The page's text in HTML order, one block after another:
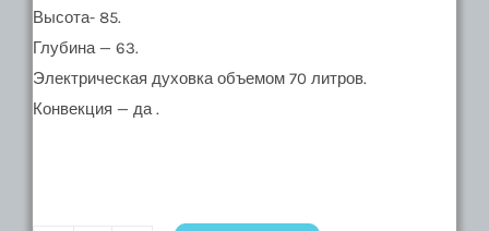
Высота- 85.
Глубина — 63.
Электрическая духовка объемом 70 литров.
Конвекция — да .